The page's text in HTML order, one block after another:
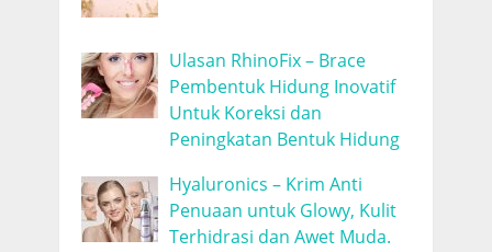
Ulasan RhinoFix – Brace
Pembentuk Hidung Inovatif
Untuk Koreksi dan
Peningkatan Bentuk Hidung
Hyaluronics – Krim Anti
Penuaan untuk Glowy, Kulit
Terhidrasi dan Awet Muda.